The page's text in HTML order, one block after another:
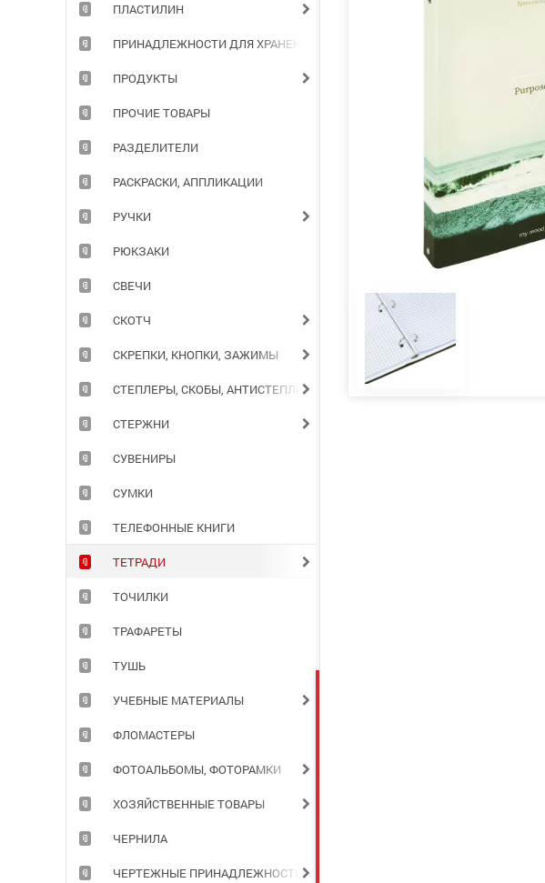
ПЛАСТИЛИН
ПРИНАДЛЕЖНОСТИ ДЛЯ ХРАНЕНИЯ ДОКУМЕНТОВ
ПРОДУКТЫ
ПРОЧИЕ ТОВАРЫ
РАЗДЕЛИТЕЛИ
РАСКРАСКИ, АППЛИКАЦИИ
РУЧКИ
РЮКЗАКИ
СВЕЧИ
СКОТЧ
СКРЕПКИ, КНОПКИ, ЗАЖИМЫ
СТЕПЛЕРЫ, СКОБЫ, АНТИСТЕПЛЕРЫ
СТЕРЖНИ
СУВЕНИРЫ
СУМКИ
ТЕЛЕФОННЫЕ КНИГИ
ТЕТРАДИ
ТОЧИЛКИ
ТРАФАРЕТЫ
ТУШЬ
УЧЕБНЫЕ МАТЕРИАЛЫ
ФЛОМАСТЕРЫ
ФОТОАЛЬБОМЫ, ФОТОРАМКИ
ХОЗЯЙСТВЕННЫЕ ТОВАРЫ
ЧЕРНИЛА
ЧЕРТЕЖНЫЕ ПРИНАДЛЕЖНОСТИ